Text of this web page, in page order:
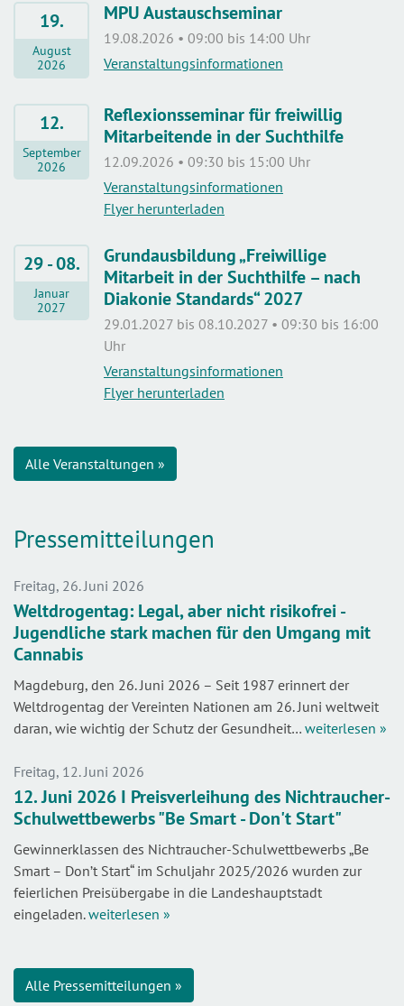
19.
August
2026
MPU Austauschseminar
19.08.2026 • 09:00 bis 14:00 Uhr
Veranstaltungsinformationen
12.
September
2026
Reflexionsseminar für freiwillig
Mitarbeitende in der Suchthilfe
12.09.2026 • 09:30 bis 15:00 Uhr
Veranstaltungsinformationen
Flyer herunterladen
29 - 08.
Januar
2027
Grundausbildung „Freiwillige
Mitarbeit in der Suchthilfe – nach
Diakonie Standards“ 2027
29.01.2027 bis 08.10.2027 • 09:30 bis 16:00
Uhr
Veranstaltungsinformationen
Flyer herunterladen
Alle Veranstaltungen »
Pressemitteilungen
Freitag, 26. Juni 2026
Weltdrogentag: Legal, aber nicht risikofrei -
Jugendliche stark machen für den Umgang mit
Cannabis
Magdeburg, den 26. Juni 2026 – Seit 1987 erinnert der
Weltdrogentag der Vereinten Nationen am 26. Juni weltweit
daran, wie wichtig der Schutz der Gesundheit… weiterlesen »
Freitag, 12. Juni 2026
12. Juni 2026 I Preisverleihung des Nichtraucher-
Schulwettbewerbs "Be Smart - Don't Start"
Gewinnerklassen des Nichtraucher-Schulwettbewerbs „Be
Smart – Don’t Start“ im Schuljahr 2025/2026 wurden zur
feierlichen Preisübergabe in die Landeshauptstadt
eingeladen.weiterlesen »
Alle Pressemitteilungen »